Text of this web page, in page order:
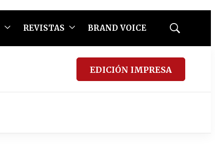
REVISTAS BRAND VOICE
Mostrar
EDICIÓN IMPRESA